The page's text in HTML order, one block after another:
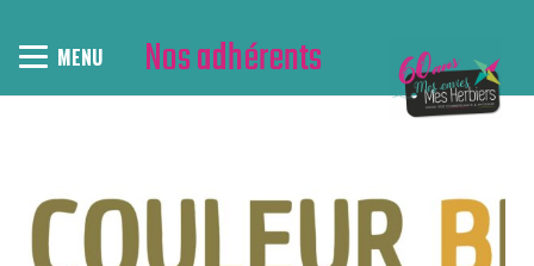
MENU Nos adhérents